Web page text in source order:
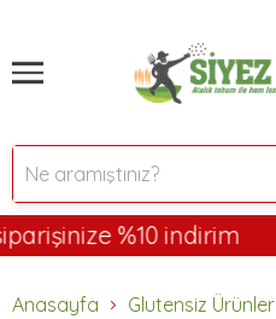
%10 indirim
Anasayfa Glutensiz Ürünler